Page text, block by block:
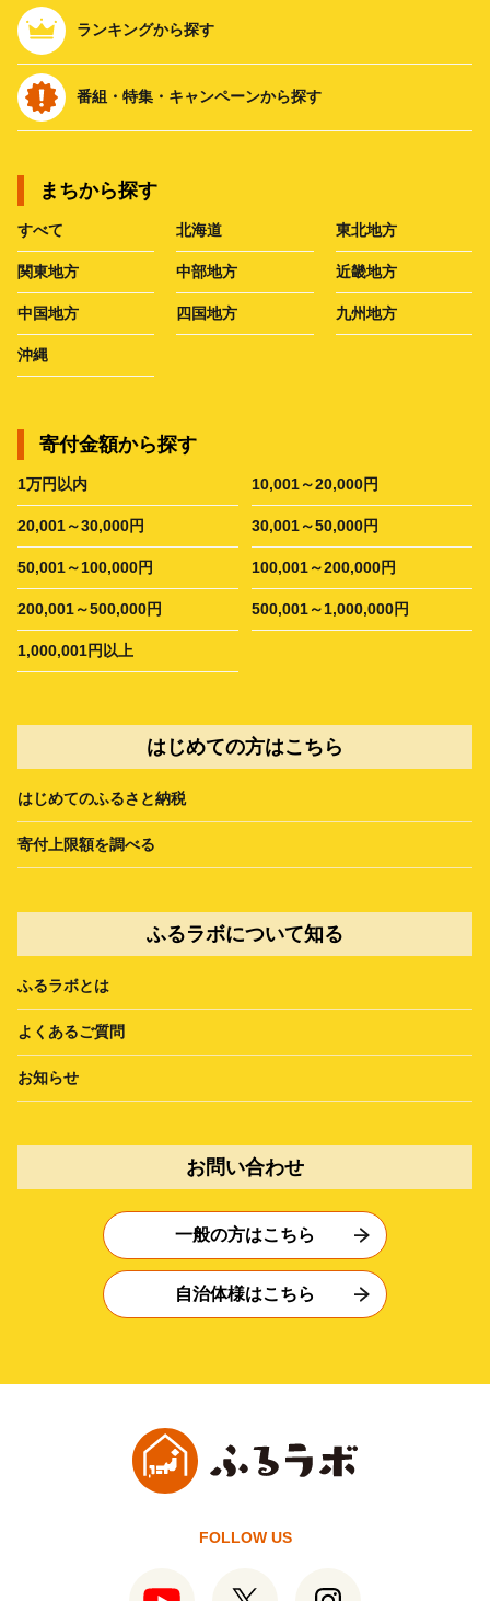
ランキングから探す
番組・特集・キャンペーンから探す
まちから探す
すべて 北海道 東北地方
関東地方 中部地方 近畿地方
中国地方 四国地方 九州地方
沖縄
寄付金額から探す
1万円以内 10,001～20,000円
20,001～30,000円 30,001～50,000円
50,001～100,000円 100,001～200,000円
200,001～500,000円 500,001～1,000,000円
1,000,001円以上
はじめての方はこちら
はじめてのふるさと納税
寄付上限額を調べる
ふるラボについて知る
ふるラボとは
よくあるご質問
お知らせ
お問い合わせ
一般の方はこちら
自治体様はこちら
FOLLOW US